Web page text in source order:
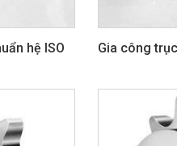
hệ ISO Gia công